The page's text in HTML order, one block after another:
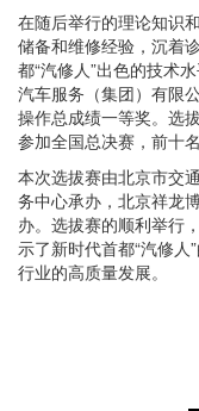
在随后举行的理论知识
储备和维修经验，沉着
都“汽修人”出色的技术
汽车服务（集团）有限
操作总成绩一等奖。选
参加全国总决赛，前十
本次选拔赛由北京市交
务中心承办，北京祥龙
办。选拔赛的顺利举行
示了新时代首都“汽修
行业的高质量发展。